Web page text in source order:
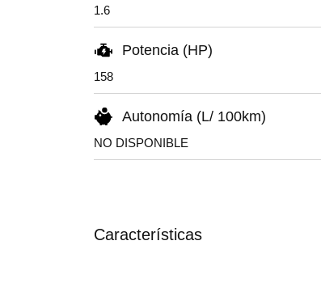
1.6
Potencia (HP)
158
Autonomía (L/ 100km)
NO DISPONIBLE
Características